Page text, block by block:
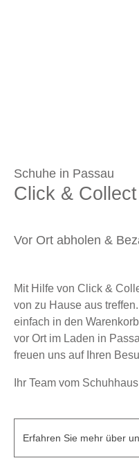
Schuhe in Passau
Click & Collect
Vor Ort abholen &
Mit Hilfe von Click &
von zu Hause aus
einfach in den
vor Ort im Laden in
freuen uns auf Ihren
Ihr Team vom
Erfahren Sie mehr über